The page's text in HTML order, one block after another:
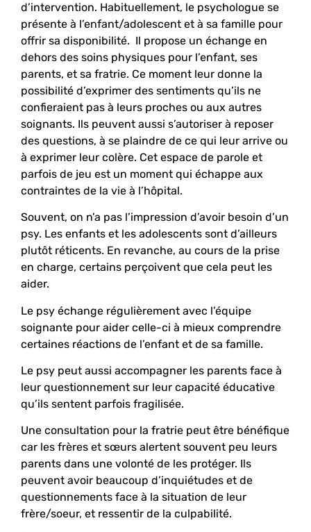
d’intervention. Habituellement, le psychologue se
présente à l’enfant/adolescent et à sa famille pour
offrir sa disponibilité. Il propose un échange en
dehors des soins physiques pour l’enfant, ses
parents, et sa fratrie. Ce moment leur donne la
possibilité d’exprimer des sentiments qu’ils ne
confieraient pas à leurs proches ou aux autres
soignants. Ils peuvent aussi s’autoriser à reposer
des questions, à se plaindre de ce qui leur arrive ou
à exprimer leur colère. Cet espace de parole et
parfois de jeu est un moment qui échappe aux
contraintes de la vie à l’hôpital.
Souvent, on n’a pas l’impression d’avoir besoin d’un
psy. Les enfants et les adolescents sont d’ailleurs
plutôt réticents. En revanche, au cours de la prise
en charge, certains perçoivent que cela peut les
aider.
Le psy échange régulièrement avec l’équipe
soignante pour aider celle-ci à mieux comprendre
certaines réactions de l’enfant et de sa famille.
Le psy peut aussi accompagner les parents face à
leur questionnement sur leur capacité éducative
qu’ils sentent parfois fragilisée.
Une consultation pour la fratrie peut être bénéfique
car les frères et sœurs alertent souvent peu leurs
parents dans une volonté de les protéger. Ils
peuvent avoir beaucoup d’inquiétudes et de
questionnements face à la situation de leur
frère/soeur, et ressentir de la culpabilité.